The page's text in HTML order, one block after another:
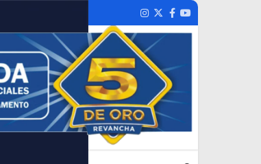
Instagram
TwitterFacebook
Youtube